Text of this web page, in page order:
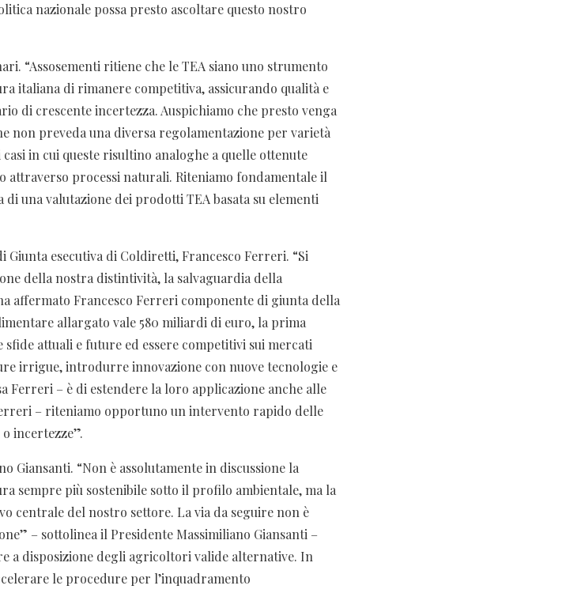
nazionale possa presto ascoltare questo nostro
“Assosementi ritiene che le TEA siano uno strumento
italiana di rimanere competitiva, assicurando qualità e
di crescente incertezza. Auspichiamo che presto venga
preveda una diversa regolamentazione per varietà
in cui queste risultino analoghe a quelle ottenute
processi naturali. Riteniamo fondamentale il
una valutazione dei prodotti TEA basata su elementi
esecutiva di Coldiretti, Francesco Ferreri. “Si
della nostra distintività, la salvaguardia della
affermato Francesco Ferreri componente di giunta della
allargato vale 580 miliardi di euro, la prima
attuali e future ed essere competitivi sui mercati
irrigue, introdurre innovazione con nuove tecnologie e
Ferreri – è di estendere la loro applicazione anche alle
– riteniamo opportuno un intervento rapido delle
incertezze”.
Giansanti. “Non è assolutamente in discussione la
sempre più sostenibile sotto il profilo ambientale, ma la
centrale del nostro settore. La via da seguire non è
– sottolinea il Presidente Massimiliano Giansanti –
a disposizione degli agricoltori valide alternative. In
le procedure per l’inquadramento